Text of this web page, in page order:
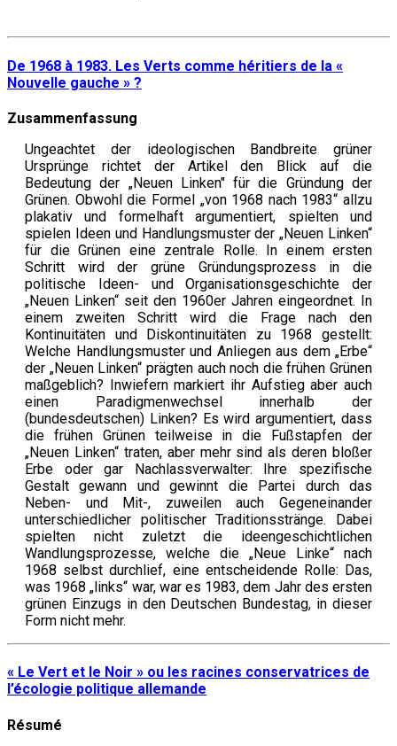
De 1968 à 1983. Les Verts comme héritiers de la «
Nouvelle gauche » ?
Zusammenfassung
Ungeachtet der ideologischen Bandbreite grüner
Ursprünge richtet der Artikel den Blick auf die
Bedeutung der „Neuen Linken" für die Gründung der
Grünen. Obwohl die Formel „von 1968 nach 1983“ allzu
plakativ und formelhaft argumentiert, spielten und
spielen Ideen und Handlungsmuster der „Neuen Linken“
für die Grünen eine zentrale Rolle. In einem ersten
Schritt wird der grüne Gründungsprozess in die
politische Ideen- und Organisationsgeschichte der
„Neuen Linken“ seit den 1960er Jahren eingeordnet. In
einem zweiten Schritt wird die Frage nach den
Kontinuitäten und Diskontinuitäten zu 1968 gestellt:
Welche Handlungsmuster und Anliegen aus dem „Erbe“
der „Neuen Linken“ prägten auch noch die frühen Grünen
maßgeblich? Inwiefern markiert ihr Aufstieg aber auch
einen Paradigmenwechsel innerhalb der
(bundesdeutschen) Linken? Es wird argumentiert, dass
die frühen Grünen teilweise in die Fußstapfen der
„Neuen Linken“ traten, aber mehr sind als deren bloßer
Erbe oder gar Nachlassverwalter: Ihre spezifische
Gestalt gewann und gewinnt die Partei durch das
Neben- und Mit-, zuweilen auch Gegeneinander
unterschiedlicher politischer Traditionsstränge. Dabei
spielten nicht zuletzt die ideengeschichtlichen
Wandlungsprozesse, welche die „Neue Linke“ nach
1968 selbst durchlief, eine entscheidende Rolle: Das,
was 1968 „links“ war, war es 1983, dem Jahr des ersten
grünen Einzugs in den Deutschen Bundestag, in dieser
Form nicht mehr.
« Le Vert et le Noir » ou les racines conservatrices de
l’écologie politique allemande
Résumé